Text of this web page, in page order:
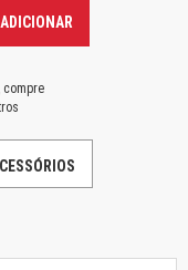
ADICIONAR
compre